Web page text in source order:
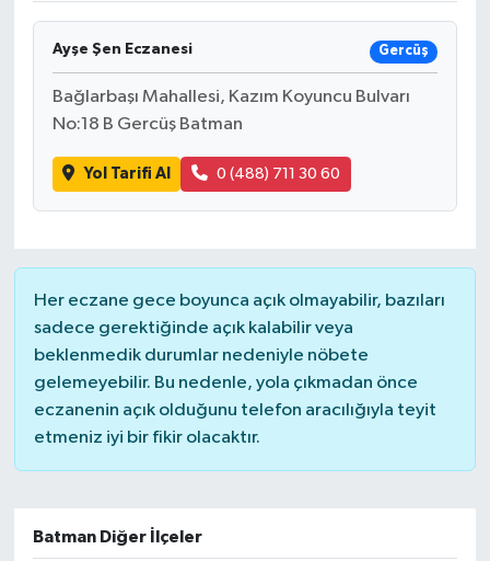
Ayşe Şen Eczanesi Gercüş
Bağlarbaşı Mahallesi, Kazım Koyuncu Bulvarı
No:18 B Gercüş Batman
Yol Tarifi Al 0 (488) 711 30 60
Her eczane gece boyunca açık olmayabilir, bazıları
sadece gerektiğinde açık kalabilir veya
beklenmedik durumlar nedeniyle nöbete
gelemeyebilir. Bu nedenle, yola çıkmadan önce
eczanenin açık olduğunu telefon aracılığıyla teyit
etmeniz iyi bir fikir olacaktır.
Batman Diğer İlçeler